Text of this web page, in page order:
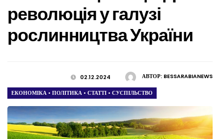
революція у галузі
рослинництва України
АВТОР: BESSARABIANEWS
02.12.2024
ЕКОНОМІКА • ПОЛІТИКА • СТАТТІ • СУСПІЛЬСТВО